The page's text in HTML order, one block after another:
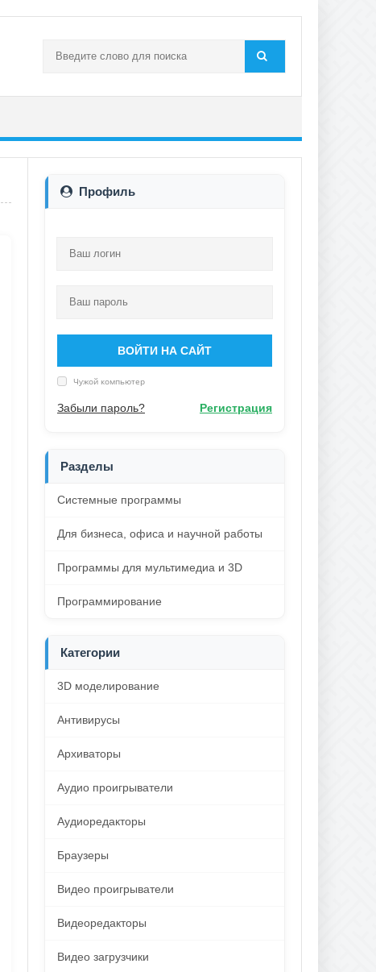
Профиль
ВОЙТИ НА САЙТ
Чужой компьютер
Забыли пароль? Регистрация
Разделы
Системные программы
Для бизнеса, офиса и научной работы
Программы для мультимедиа и 3D
Программирование
Категории
3D моделирование
Антивирусы
Архиваторы
Аудио проигрыватели
Аудиоредакторы
Браузеры
Видео проигрыватели
Видеоредакторы
Видео загрузчики